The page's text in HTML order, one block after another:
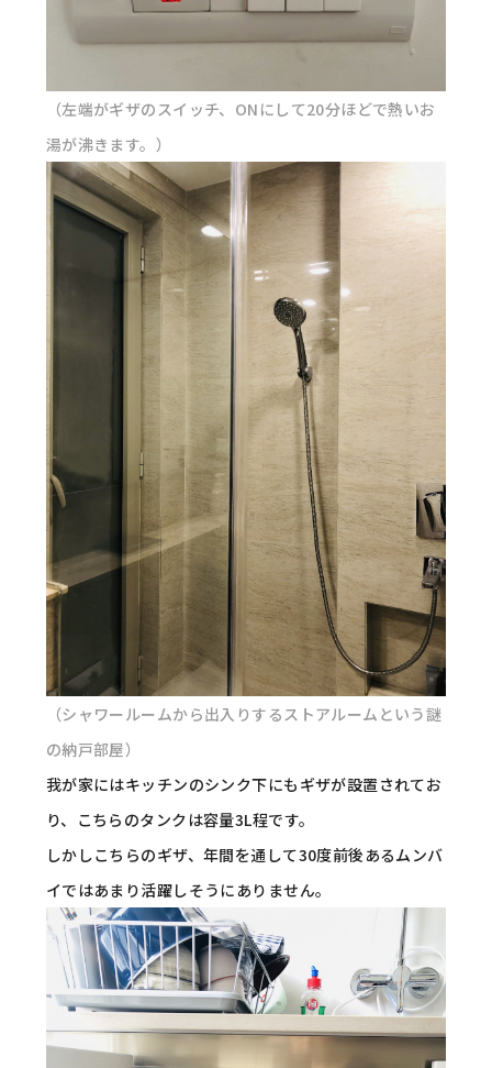
（左端がギザのスイッチ、ONにして20分ほどで熱いお
湯が沸きます。）
（シャワールームから出入りするストアルームという謎
の納戸部屋）
我が家にはキッチンのシンク下にもギザが設置されてお
り、こちらのタンクは容量3L程です。
しかしこちらのギザ、年間を通して30度前後あるムンバ
イではあまり活躍しそうにありません。